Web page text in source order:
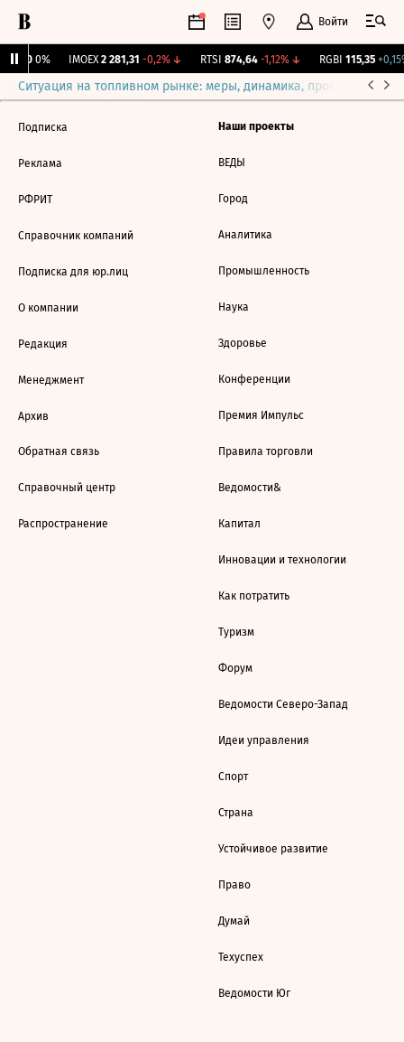
Войти
0% IMOEX 2 281,31 -0,2%↓ RTSI 874,64 -1,12%↓ RGBI 115,35
Ситуация на топливном рынке: меры, динамика, прогнозы
Подписка
Реклама
РФРИТ
Справочник компаний
Подписка для юр.лиц
О компании
Редакция
Менеджмент
Архив
Обратная связь
Справочный центр
Распространение
Наши проекты
ВЕДЫ
Город
Аналитика
Промышленность
Наука
Здоровье
Конференции
Премия Импульс
Правила торговли
Ведомости&
Капитал
Инновации и технологии
Как потратить
Туризм
Форум
Ведомости Северо-Запад
Идеи управления
Спорт
Страна
Устойчивое развитие
Право
Думай
Техуспех
Ведомости Юг